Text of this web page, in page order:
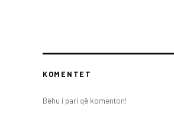
KOMENTET
Bëhu i pari që komenton!